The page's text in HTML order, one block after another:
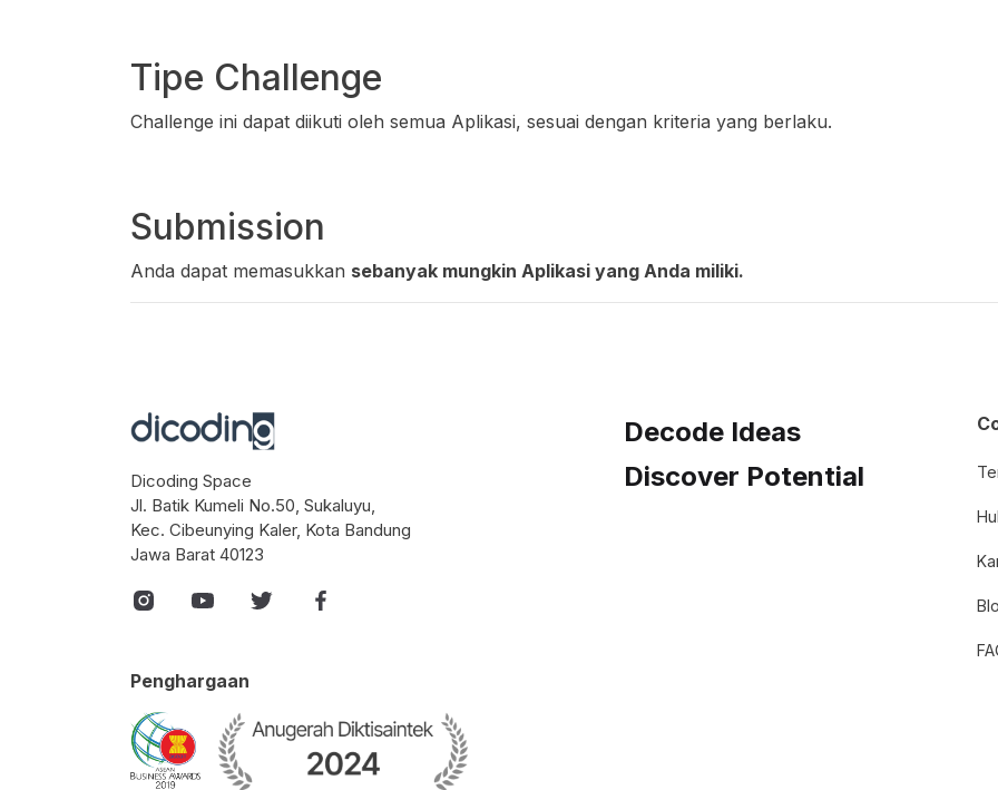
Tipe Challenge
Challenge ini dapat diikuti oleh semua Aplikasi, sesuai dengan kriteria yang berlaku.
Submission
Anda dapat memasukkan sebanyak mungkin Aplikasi yang Anda miliki.
Dicoding Space
Jl. Batik Kumeli No.50, Sukaluyu,
Kec. Cibeunying Kaler, Kota Bandung
Jawa Barat 40123
Penghargaan
Decode Ideas
Discover Potential